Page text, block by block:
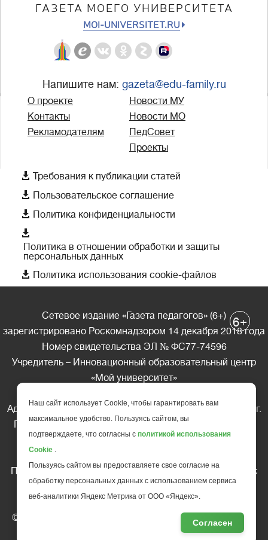
ГАЗЕТА МОЕГО УНИВЕРСИТЕТА
MOI-UNIVERSITET.RU
Напишите нам: gazeta@edu-family.ru
О проекте
Контакты
Рекламодателям
Новости МУ
Новости МО
ПедСовет
Проекты
 Требования к публикации статей
 Пользовательское соглашение
 Политика конфиденциальности

Политика в отношении обработки и защиты
персональных данных
 Политика использования cookie-файлов
Сетевое издание «Газета педагогов» (6+)
зарегистрировано Роскомнадзором 14 декабря 2018 года
Номер свидетельства ЭЛ № ФС77-74596
Учредитель – Инновационный образовательный центр
«Мой университет»
Адрес редакции: 185035 Россия, Республика Карелия, г.
Петрозаводск, ул. Фридриха Энгельса д.10, офис 211
Телефон редакции: +7 (499) 685-10-45
Перепечатка материалов газеты допускается только c
письменного разрешения редакции
Ссылка на «Газету педагогов» обязательна.
© АНО ДПО "Инновационный образовательный центр
повышения квалификации и переподготовки "Мой
6+
Наш сайт использует Cookie, чтобы гарантировать вам
максимальное удобство. Пользуясь сайтом, вы
подтверждаете, что согласны с политикой использования
Cookie .
Пользуясь сайтом вы предоставляете свое согласие на
обработку персональных данных с использованием сервиса
веб-аналитики Яндекс Метрика от ООО «Яндекс».
Согласен